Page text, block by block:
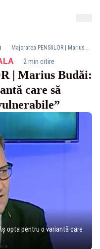
Majorarea PENSIILOR | Marius Budăi: „Aș opta pentru o variantă care să sprijine și categoriile vulnerabile”
· 2 min citire
| Marius Budăi:
care să
opta pentru o variantă care